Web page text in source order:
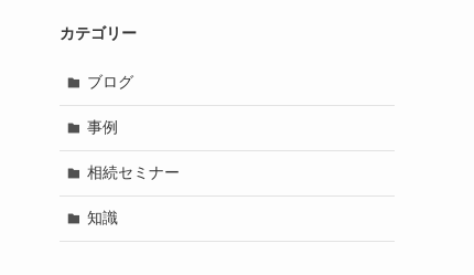
カテゴリー
ブログ
事例
相続セミナー
知識